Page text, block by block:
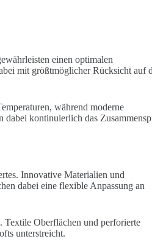
einen optimalen
mit größtmöglicher Rücksicht auf
während moderne
dabei kontinuierlich das
Innovative Materialien und
dabei eine flexible Anpassung an
Oberflächen und perforierte
unterstreicht.